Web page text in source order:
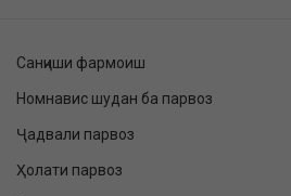
Санҷиши фармоиш
Номнавис шудан ба парвоз
Ҷадвали парвоз
Ҳолати парвоз